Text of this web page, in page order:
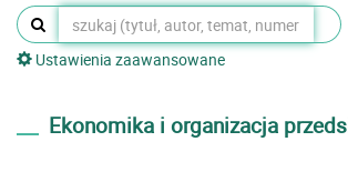
Ustawienia zaawansowane
Ekonomika i organizacja